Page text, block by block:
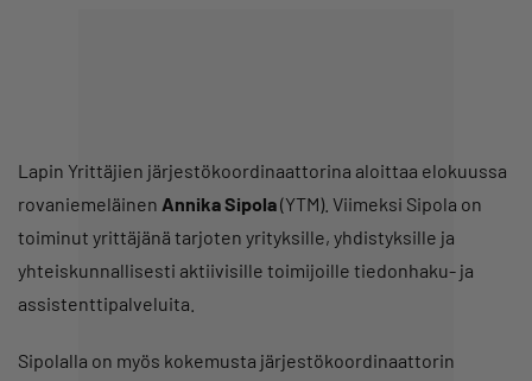
Lapin Yrittäjien järjestökoordinaattorina aloittaa elokuussa
rovaniemeläinen Annika Sipola(YTM). Viimeksi Sipola on
toiminut yrittäjänä tarjoten yrityksille, yhdistyksille ja
yhteiskunnallisesti aktiivisille toimijoille tiedonhaku- ja
assistenttipalveluita.
Sipolalla on myös kokemusta järjestökoordinaattorin